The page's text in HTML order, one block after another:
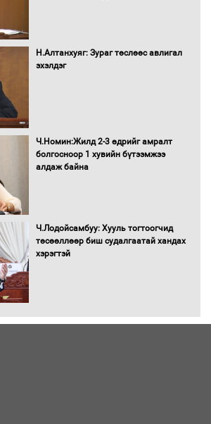
Н.Алтанхуяг: Зураг төслөөс авлигал
эхэлдэг
Ч.Номин:Жилд 2-3 өдрийг амралт
болгосноор 1 хувийн бүтээмжээ
алдаж байна
Ч.Лодойсамбуу: Хууль тогтоогчид
төсөөллөөр биш судалгаатай хандах
хэрэгтэй